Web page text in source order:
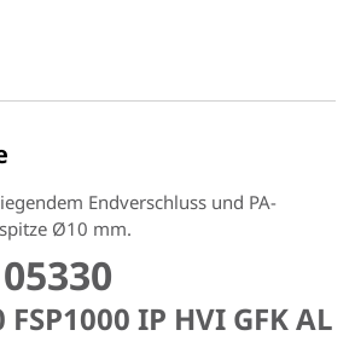
Endverschluss und PA-
Ø10 mm.
FSP1000 IP HVI GFK AL